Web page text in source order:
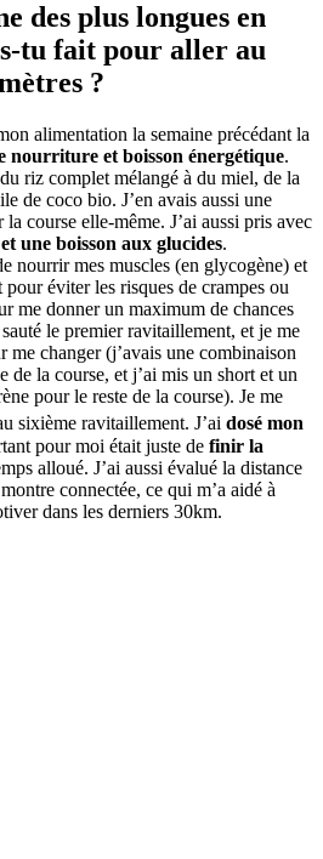
des plus longues en
tu fait pour aller au
?
alimentation la semaine précédant la
nourriture et boisson énergétique.
riz complet mélangé à du miel, de la
de coco bio. J’en avais aussi une
course elle-même. J’ai aussi pris avec
une boisson aux glucides.
nourrir mes muscles (en glycogène) et
éviter les risques de crampes ou
me donner un maximum de chances
sauté le premier ravitaillement, et je me
me changer (j’avais une combinaison
de la course, et j’ai mis un short et un
pour le reste de la course). Je me
sixième ravitaillement. J’ai dosé mon
pour moi était juste de finir la
alloué. J’ai aussi évalué la distance
connectée, ce qui m’a aidé à
dans les derniers 30km.